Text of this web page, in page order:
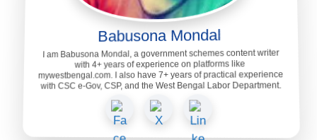
Babusona Mondal
I am Babusona Mondal, a government schemes content writer
with 4+ years of experience on platforms like
mywestbengal.com. I also have 7+ years of practical experience
with CSC e-Gov, CSP, and the West Bengal Labor Department.